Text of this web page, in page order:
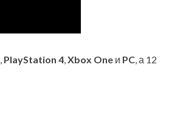
, PlayStation 4,Xbox One и PC, а 12